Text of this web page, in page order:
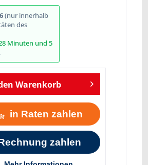
(nur innerhalb
des
Minuten und 4
Warenkorb